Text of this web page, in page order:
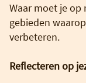
Waar moet je op
gebieden
verbeteren.
Reflecteren op